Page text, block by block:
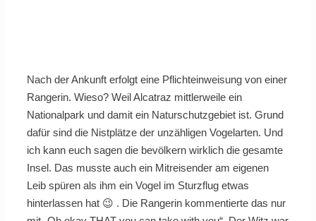
Nach der Ankunft erfolgt eine Pflichteinweisung von einer
Rangerin. Wieso? Weil Alcatraz mittlerweile ein
Nationalpark und damit ein Naturschutzgebiet ist. Grund
dafür sind die Nistplätze der unzähligen Vogelarten. Und
ich kann euch sagen die bevölkern wirklich die gesamte
Insel. Das musste auch ein Mitreisender am eigenen
Leib spüren als ihm ein Vogel im Sturzflug etwas
hinterlassen hat 😉 . Die Rangerin kommentierte das nur